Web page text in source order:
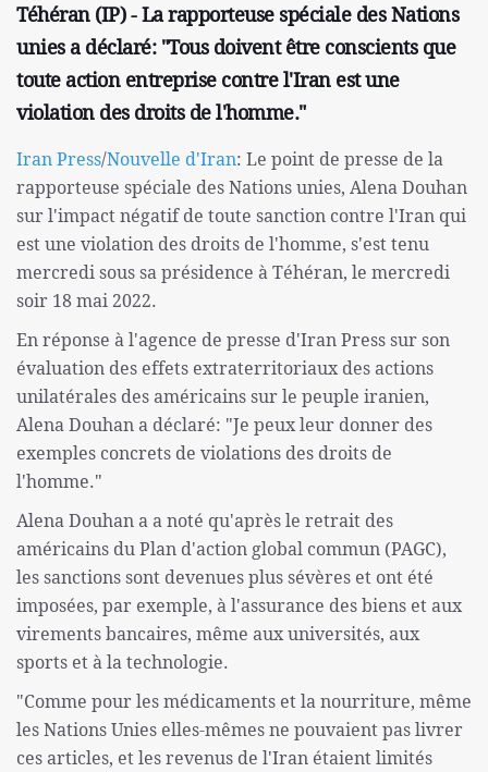
Téhéran (IP) - La rapporteuse spéciale des Nations
unies a déclaré: "Tous doivent être conscients que
toute action entreprise contre l'Iran est une
violation des droits de l'homme."
Iran Press/Nouvelle d'Iran: Le point de presse de la
rapporteuse spéciale des Nations unies, Alena Douhan
sur l'impact négatif de toute sanction contre l'Iran qui
est une violation des droits de l'homme, s'est tenu
mercredi sous sa présidence à Téhéran, le mercredi
soir 18 mai 2022.
En réponse à l'agence de presse d'Iran Press sur son
évaluation des effets extraterritoriaux des actions
unilatérales des américains sur le peuple iranien,
Alena Douhan a déclaré: "Je peux leur donner des
exemples concrets de violations des droits de
l'homme."
Alena Douhan a a noté qu'après le retrait des
américains du Plan d'action global commun (PAGC),
les sanctions sont devenues plus sévères et ont été
imposées, par exemple, à l'assurance des biens et aux
virements bancaires, même aux universités, aux
sports et à la technologie.
"Comme pour les médicaments et la nourriture, même
les Nations Unies elles-mêmes ne pouvaient pas livrer
ces articles, et les revenus de l'Iran étaient limités